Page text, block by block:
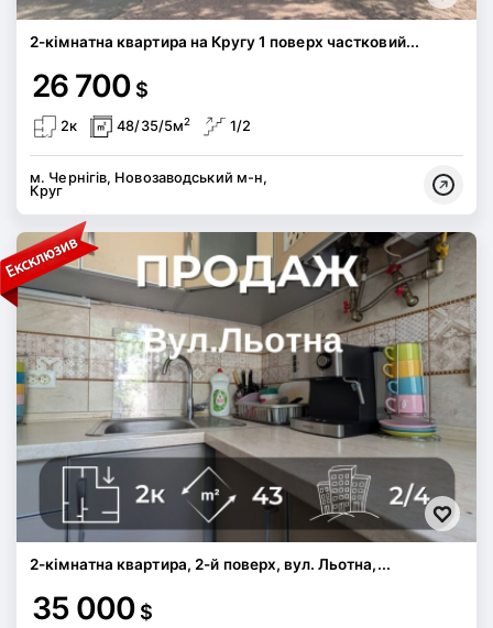
2-кімнатна квартира на Кругу 1 поверх частковий...
26 700 $
2к 48/35/5м2 1/2
м. Чернігів, Новозаводський м-н,
Круг
2-кімнатна квартира, 2-й поверх, вул. Льотна,...
35 000 $